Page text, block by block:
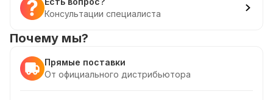
Консультации специалиста
Почему мы?
Прямые поставки
От официального дистрибьютора